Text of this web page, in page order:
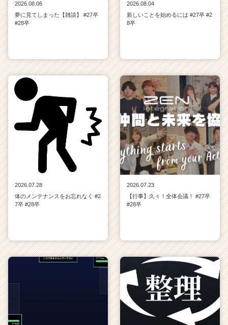
2026.08.06
夢に見てしまった【雑談】 #27卒
#28卒
2026.08.04
新しいことを始めるには #27卒 #2
8卒
2026.07.28
体のメンテナンスをお忘れなく #2
7卒 #28卒
2026.07.23
【行事】久々！全体会議！ #27卒
#28卒